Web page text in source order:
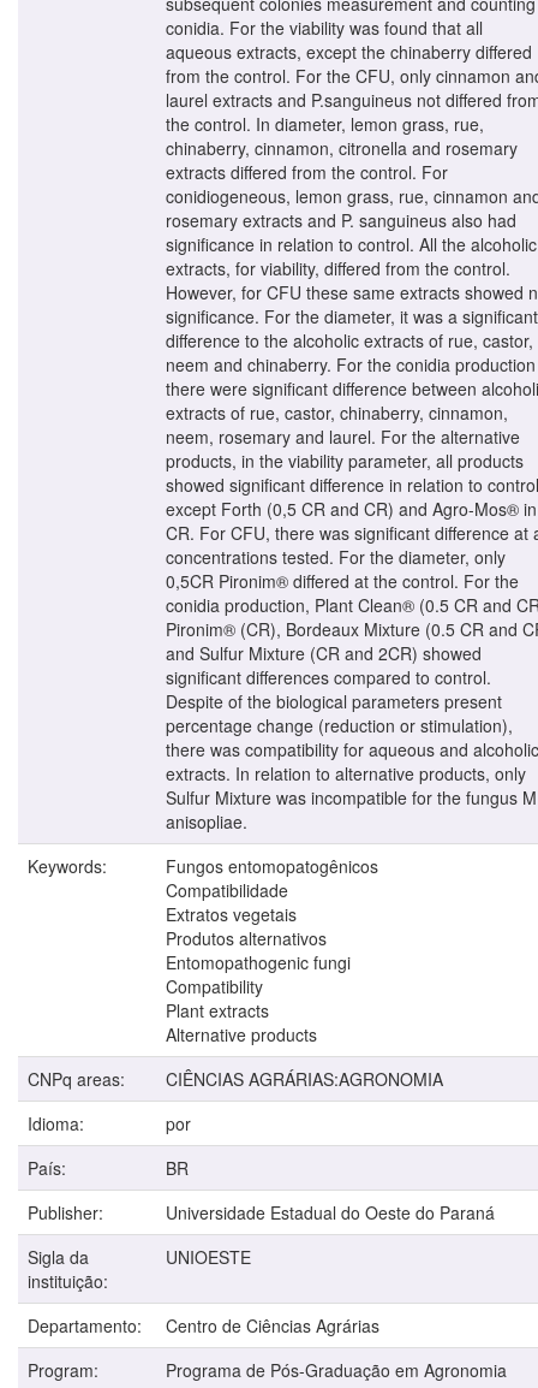
conidia. For the viability was found that all
aqueous extracts, except the chinaberry differed
from the control. For the CFU, only cinnamon
laurel extracts and P.sanguineus not differed
the control. In diameter, lemon grass, rue,
chinaberry, cinnamon, citronella and rosemary
extracts differed from the control. For
conidiogeneous, lemon grass, rue, cinnamon
rosemary extracts and P. sanguineus also had
significance in relation to control. All the alcoholic
extracts, for viability, differed from the control.
However, for CFU these same extracts showed
significance. For the diameter, it was a significant
difference to the alcoholic extracts of rue, castor,
neem and chinaberry. For the conidia production
there were significant difference between
extracts of rue, castor, chinaberry, cinnamon,
neem, rosemary and laurel. For the alternative
products, in the viability parameter, all products
showed significant difference in relation to
except Forth (0,5 CR and CR) and Agro-Mos® in
CR. For CFU, there was significant difference at
concentrations tested. For the diameter, only
0,5CR Pironim® differed at the control. For the
conidia production, Plant Clean® (0.5 CR and
Pironim® (CR), Bordeaux Mixture (0.5 CR and
and Sulfur Mixture (CR and 2CR) showed
significant differences compared to control.
Despite of the biological parameters present
percentage change (reduction or stimulation),
there was compatibility for aqueous and alcoholic
extracts. In relation to alternative products, only
Sulfur Mixture was incompatible for the fungus
anisopliae.
Keywords:
Fungos entomopatogênicos
Compatibilidade
Extratos vegetais
Produtos alternativos
Entomopathogenic fungi
Compatibility
Plant extracts
Alternative products
CNPq areas:
CIÊNCIAS AGRÁRIAS:AGRONOMIA
Idioma:
por
País:
BR
Publisher:
Universidade Estadual do Oeste do Paraná
Sigla da
instituição:
UNIOESTE
Departamento:
Centro de Ciências Agrárias
Program:
Programa de Pós-Graduação em Agronomia